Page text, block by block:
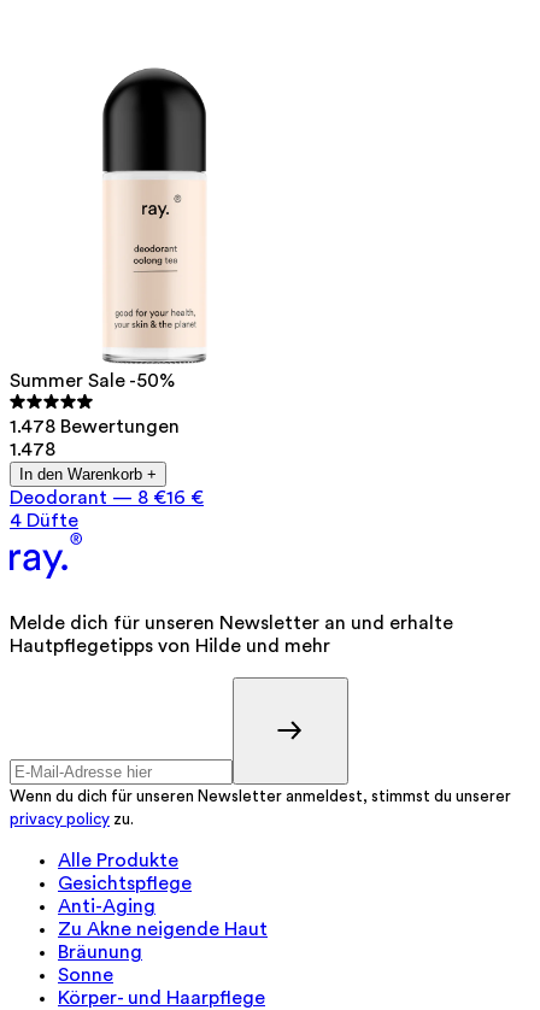
Summer Sale -50%
1.478 Bewertungen
1.478
In den Warenkorb +
Deodorant — 8 €16 €
4 Düfte
Melde dich für unseren Newsletter an und erhalte
Hautpflegetipps von Hilde und mehr
Wenn du dich für unseren Newsletter anmeldest, stimmst du unserer
privacy policy zu.
Alle Produkte
Gesichtspflege
Anti-Aging
Zu Akne neigende Haut
Bräunung
Sonne
Körper- und Haarpflege